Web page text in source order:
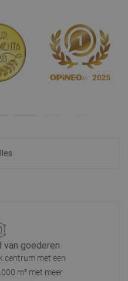
van goederen
centrum met een
m² met meer